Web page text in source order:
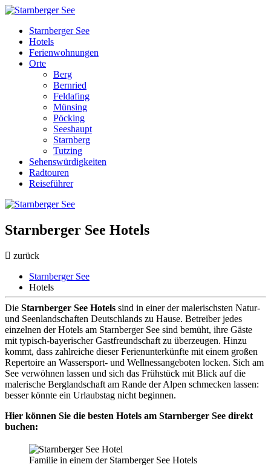
Starnberger See
Hotels
Ferienwohnungen
Orte
Berg
Bernried
Feldafing
Münsing
Pöcking
Seeshaupt
Starnberg
Tutzing
Sehenswürdigkeiten
Radtouren
Reiseführer
Starnberger See Hotels
zurück
Starnberger See
Hotels
Die Starnberger See Hotels sind in einer der malerischsten Natur-
und Seenlandschaften Deutschlands zu Hause. Betreiber jedes
einzelnen der Hotels am Starnberger See sind bemüht, ihre Gäste
mit typisch-bayerischer Gastfreundschaft zu überzeugen. Hinzu
kommt, dass zahlreiche dieser Ferienunterkünfte mit einem großen
Repertoire an Wassersport- und Wellnessangeboten locken. Sich am
See verwöhnen lassen und sich das Frühstück mit Blick auf die
malerische Berglandschaft am Rande der Alpen schmecken lassen:
besser könnte ein Urlaubstag nicht beginnen.
Hier können Sie die besten Hotels am Starnberger See direkt
buchen:
Familie in einem der Starnberger See Hotels